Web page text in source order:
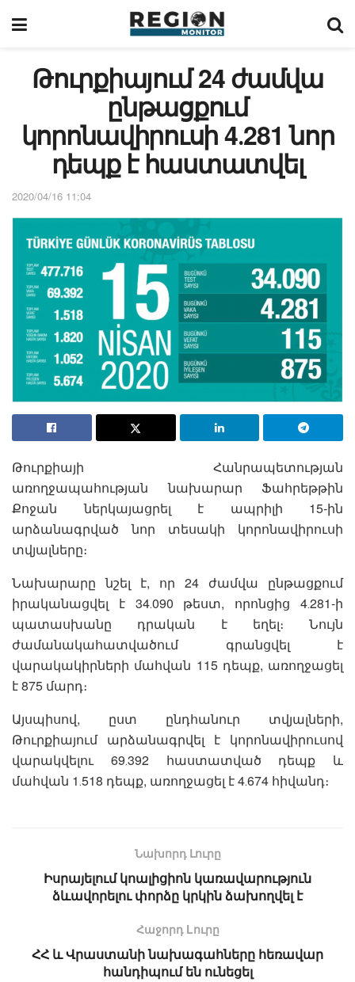
Թուրքիայում 24 ժամվա
ընթացքում
կորոնավիրուսի 4․281 նոր
դեպք է հաստատվել
2020/04/16 11:04
Թուրքիայի Հանրապետության
առողջապահության նախարար Ֆահրեթթին
Քոջան ներկայացրել է ապրիլի 15-ին
արձանագրված նոր տեսակի կորոնավիրուսի
տվյալները։
Նախարարը նշել է, որ 24 ժամվա ընթացքում
իրականացվել է 34․090 թեստ, որոնցից 4․281-ի
պատասխանը դրական է եղել։ Նույն
ժամանակահատվածում գրանցվել է
վարակակիրների մահվան 115 դեպք, առողջացել
է 875 մարդ։
Այսպիսով, ըստ ընդհանուր տվյալների,
Թուրքիայում արձանագրվել է կորոնավիրուսով
վարակվելու 69․392 հաստատված դեպք և
մահվան 1․518 դեպք, առողջացել է 4․674 հիվանդ։
Նախորդ Լուրը
Իսրայելում կոալիցիոն կառավարություն
ձևավորելու փորձը կրկին ձախողվել է
Հաջորդ Lուրը
ՀՀ և Վրաստանի նախագահները հեռավար
հանդիպում են ունեցել